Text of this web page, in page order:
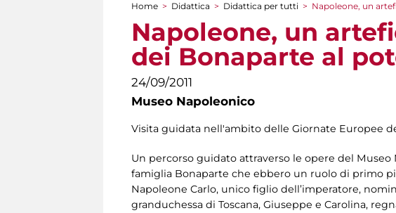
Tu sei qui
Home > Didattica > Didattica per tutti > Napoleone, un
Napoleone, un
dei Bonaparte al
24/09/2011
Museo Napoleonico
Visita guidata nell'ambito delle Giornate Europee
Un percorso guidato attraverso le opere del
famiglia Bonaparte che ebbero un ruolo di primo
Napoleone Carlo, unico figlio dell’imperatore,
granduchessa di Toscana, Giuseppe e Carolina,